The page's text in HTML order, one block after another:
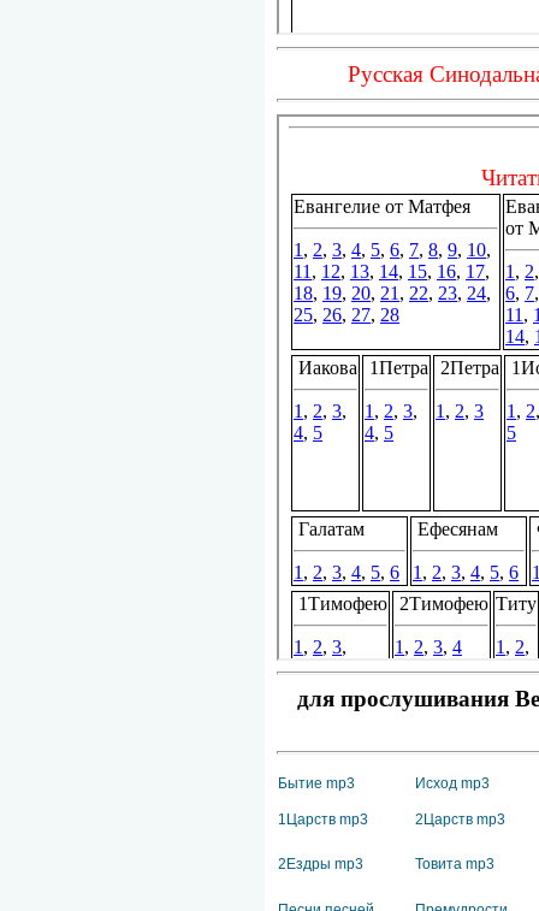
Русская
для прослушивания
Бытие mp3 Исход mp3
1Царств mp3 2Царств mp3
2Ездры mp3 Товита mp3